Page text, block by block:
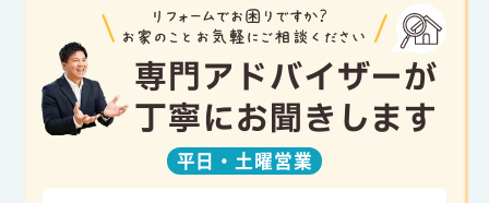
専門アドバイザーが
丁寧にお聞きします
平日・土曜営業